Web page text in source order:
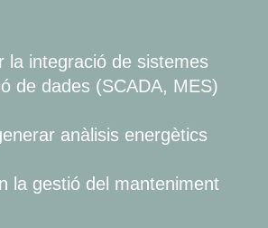
la integració de sistemes
de dades (SCADA, MES)
anàlisis energètics
la gestió del manteniment